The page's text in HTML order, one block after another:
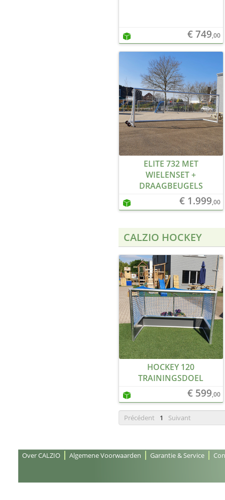
€ 749,00
ELITE 732 MET
WIELENSET +
DRAAGBEUGELS
€ 1.999,00
CALZIO HOCKEY
HOCKEY 120
TRAININGSDOEL
€ 599,00
Précédent 1 Suivant
Over CALZIO Algemene Voorwaarden Garantie & Service